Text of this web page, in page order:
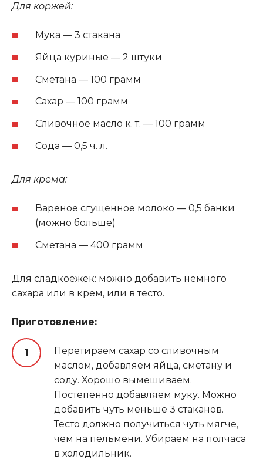
Для коржей:
Мука — 3 стакана
Яйца куриные — 2 штуки
Сметана — 100 грамм
Сахар — 100 грамм
Сливочное масло к. т. — 100 грамм
Сода — 0,5 ч. л.
Для крема:
Вареное сгущенное молоко — 0,5 банки
(можно больше)
Сметана — 400 грамм
Для сладкоежек: можно добавить немного
сахара или в крем, или в тесто.
Приготовление:
Перетираем сахар со сливочным
маслом, добавляем яйца, сметану и
соду. Хорошо вымешиваем.
Постепенно добавляем муку. Можно
добавить чуть меньше 3 стаканов.
Тесто должно получиться чуть мягче,
чем на пельмени. Убираем на полчаса
в холодильник.